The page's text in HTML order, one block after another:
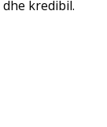
kredibil.